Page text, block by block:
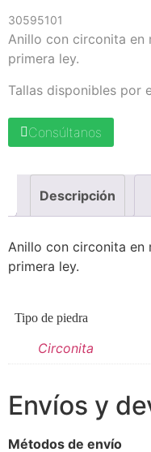
30595101
Anillo con circonita en
primera ley.
Tallas disponibles por
Consúltanos
Descripción
Anillo con circonita en
primera ley.
Tipo de piedra
Circonita
Envíos y
Métodos de envío